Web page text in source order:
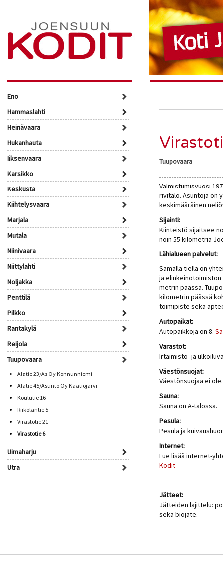
Eno
Hammaslahti
Heinävaara
Hukanhauta
Iiksenvaara
Karsikko
Keskusta
Kiihtelysvaara
Marjala
Mutala
Niinivaara
Niittylahti
Noljakka
Penttilä
Pilkko
Rantakylä
Reijola
Tuupovaara
Alatie 23/As Oy Konnunniemi
Alatie 45/Asunto Oy Kaatiojärvi
Koulutie 16
Riikolantie 5
Virastotie 21
Virastotie 6
Uimaharju
Utra
Tuupovaara
Valmistumisvuosi
rivitalo. Asuntoja on
keskimääräinen
Sijainti:
Kiinteistö sijaitsee
noin 55 kilometriä
Lähialueen palvelut:
Samalla tiellä on
ja elinkeinotoimiston
metrin päässä.
kilometrin päässä
toimipiste sekä
Autopaikat:
Autopaikkoja on 8.
Varastot:
Irtaimisto- ja
Väestönsuojat:
Väestönsuojaa ei ole.
Sauna:
Sauna on A-talossa.
Pesula:
Pesula ja
Internet:
Lue lisää internet-
Kodit
Jätteet:
Jätteiden lajittelu:
sekä biojäte.